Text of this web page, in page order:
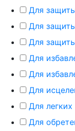
Для
Для
Для
Для
Для
Для
Для
Для